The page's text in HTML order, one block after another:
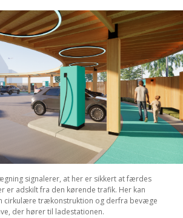
signalerer, at her er sikkert at færdes
er adskilt fra den kørende trafik. Her kan
cirkulære trækonstruktion og derfra bevæge
der hører til ladestationen.